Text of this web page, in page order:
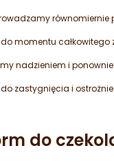
równomiernie
momentu całkowitego
nadzieniem i
zastygnięcia i
do